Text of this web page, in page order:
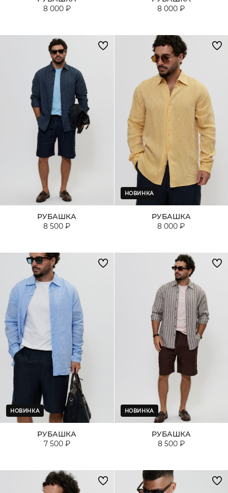
8 000 ₽
8 000 ₽
РУБАШКА
8 500 ₽
НОВИНКА
РУБАШКА
8 000 ₽
НОВИНКА
РУБАШКА
7 500 ₽
НОВИНКА
РУБАШКА
8 500 ₽